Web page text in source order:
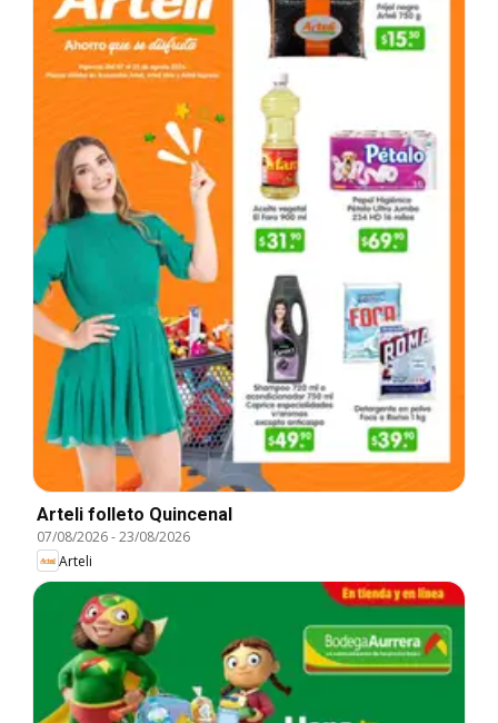
Arteli folleto Quincenal
07/08/2026-23/08/2026
Arteli